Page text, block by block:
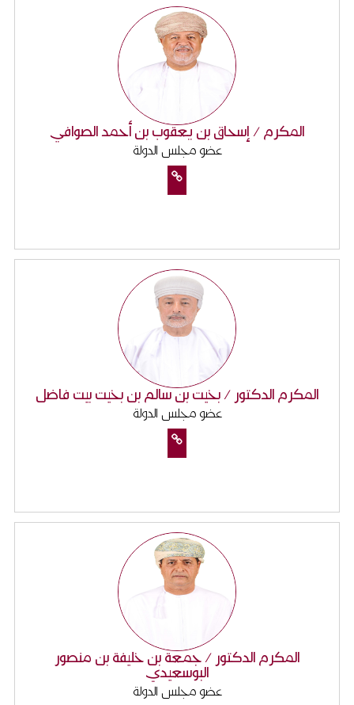
المكرم / إسحاق بن يعقوب بن أحمد الصوافي
عضو مجلس الدولة
المكرم الدكتور / بخيت بن سالم بن بخيت بيت فاضل
عضو مجلس الدولة
المكرم الدكتور / جمعة بن خليفة بن منصور
البوسعيدي
عضو مجلس الدولة